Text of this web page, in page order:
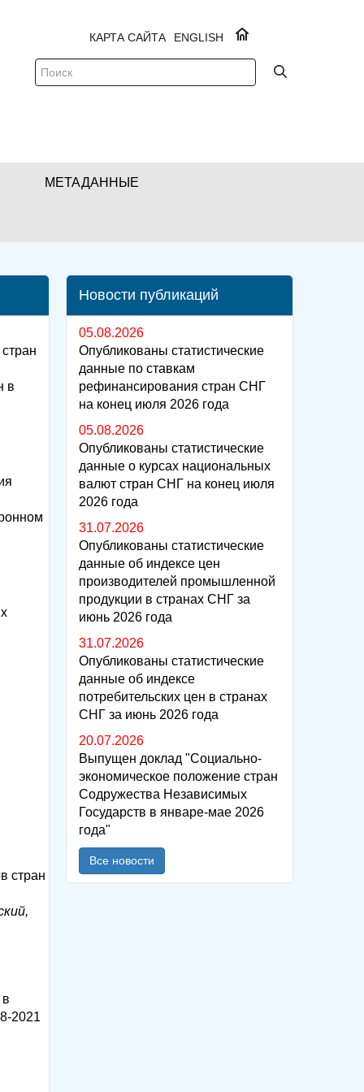
ENGLISH
КАРТА САЙТА
МЕТАДАННЫЕ
в
стран
2021
Новости публикаций
05.08.2026
Опубликованы статистические
данные по ставкам
рефинансирования стран СНГ
на конец июля 2026 года
05.08.2026
Опубликованы статистические
данные о курсах национальных
валют стран СНГ на конец июля
2026 года
31.07.2026
Опубликованы статистические
данные об индексе цен
производителей промышленной
продукции в странах СНГ за
июнь 2026 года
31.07.2026
Опубликованы статистические
данные об индексе
потребительских цен в странах
СНГ за июнь 2026 года
20.07.2026
Выпущен доклад "Социально-
экономическое положение стран
Содружества Независимых
Государств в январе-мае 2026
года"
Все новости